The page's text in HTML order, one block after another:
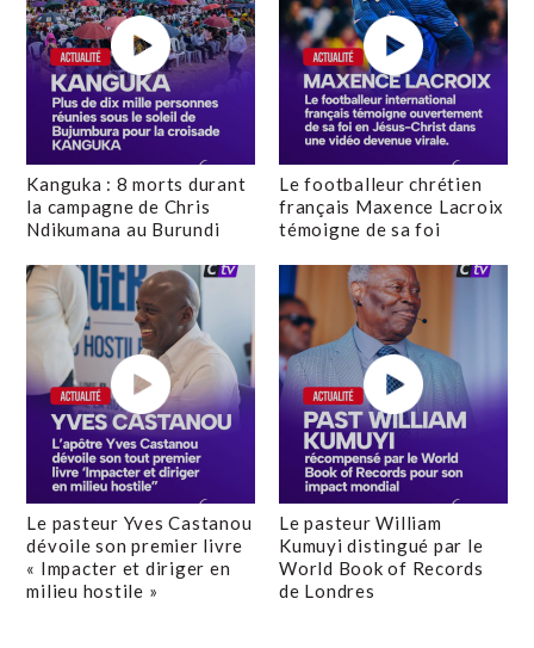
Kanguka : 8 morts durant
la campagne de Chris
Ndikumana au Burundi
Le footballeur chrétien
français Maxence Lacroix
témoigne de sa foi
Le pasteur Yves Castanou
dévoile son premier livre
« Impacter et diriger en
milieu hostile »
Le pasteur William
Kumuyi distingué par le
World Book of Records
de Londres